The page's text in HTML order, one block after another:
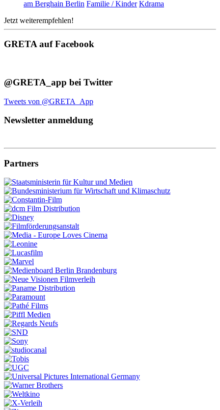
am Berghain Berlin Familie / Kinder Kdrama
Jetzt weiterempfehlen!
GRETA auf Facebook
@GRETA_app bei Twitter
Tweets von @GRETA_App
Newsletter anmeldung
Partners